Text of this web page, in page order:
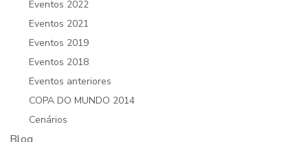
Eventos 2022
Eventos 2021
Eventos 2019
Eventos 2018
Eventos anteriores
COPA DO MUNDO 2014
Cenários
Blog